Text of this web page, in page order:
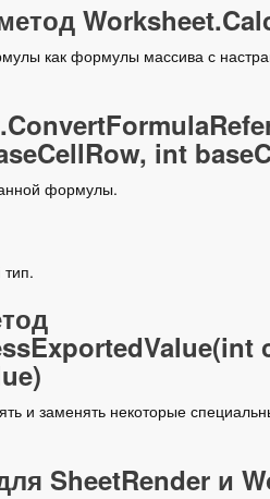
как формулы массива с
int
формулы.
и заменять некоторые
SheetRender и